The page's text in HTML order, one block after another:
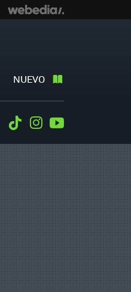
NUEVO
Facebook
TiktokInstagram